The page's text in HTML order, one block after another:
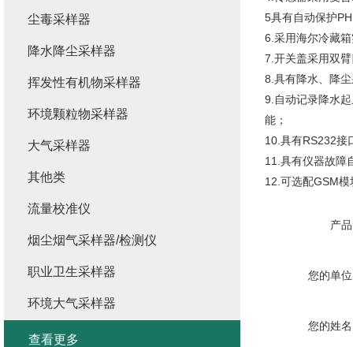
5具有自动保护
6.采用海尔冷藏
7.开关盖采用双
8.具有降水、降
9.自动记录降水
能；
10.具有RS232接
11.具有仪器故障
12.可选配GSM
产
您的单
您的姓
尘毒采样器
降水降尘采样器
挥发性有机物采样器
环境颗粒物采样器
大气采样器
其他类
流量校准仪
烟尘烟气采样器/检测仪
职业卫生采样器
环境大气采样器
查看更多